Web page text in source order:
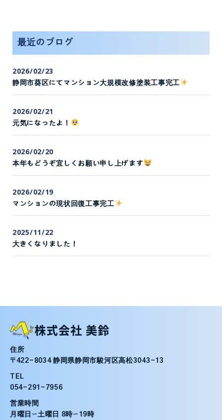
最近のブログ
2026/02/23
静岡市葵区にてマンション大規模改修塗装工事完工
2026/02/21
元気になったよ！
2026/02/20
本年もどうぞ宜しくお願い申し上げます
2026/02/19
マンションの現状回復工事完工
2025/11/22
大きくなりました！
住所
〒422-8034 静岡県静岡市駿河区高松3043-13
TEL
054-291-7956
営業時間
月曜日〜土曜日 8時〜19時